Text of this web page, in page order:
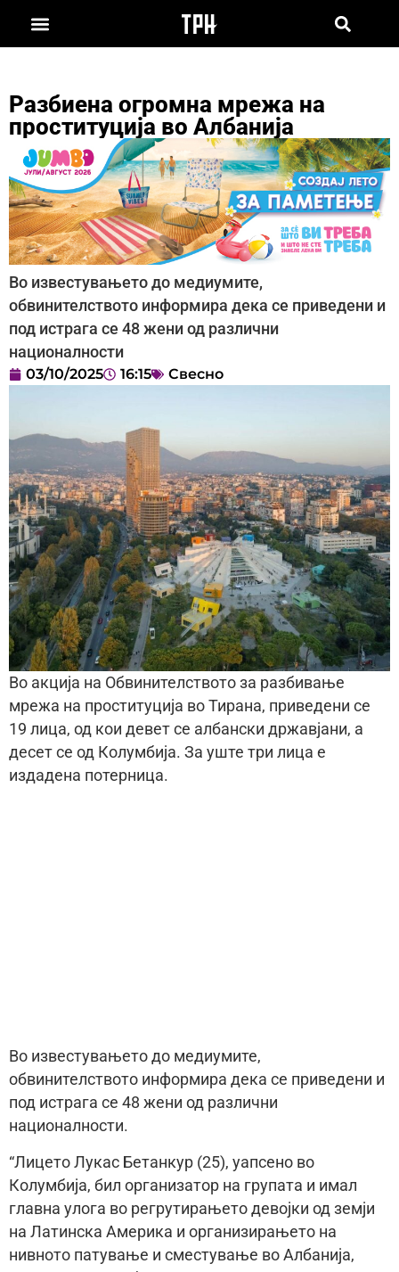
Разбиена огромна мрежа на
проституција во Албанија
Во известувањето до медиумите,
обвинителството информира дека се приведени и
под истрага се 48 жени од различни
националности
03/10/2025 16:15 Свесно
Во акција на Обвинителството за разбивање
мрежа на проституција во Тирана, приведени се
19 лица, од кои девет се албански државјани, а
десет се од Колумбија. За уште три лица е
издадена потерница.
Во известувањето до медиумите,
обвинителството информира дека се приведени и
под истрага се 48 жени од различни
националности.
“Лицето Лукас Бетанкур (25), уапсено во
Колумбија, бил организатор на групата и имал
главна улога во регрутирањето девојки од земји
на Латинска Америка и организирањето на
нивното патување и сместување во Албанија,